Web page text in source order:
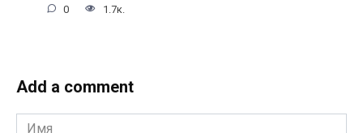
0 1.7к.
Add a comment
Имя